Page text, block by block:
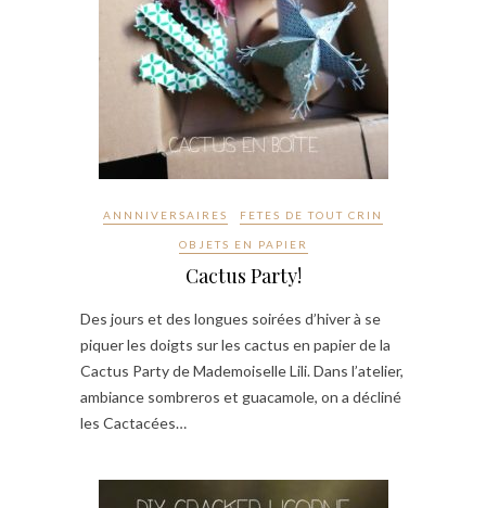
ANNNIVERSAIRES FETES DE TOUT CRIN
OBJETS EN PAPIER
Cactus Party!
Des jours et des longues soirées d’hiver à se
piquer les doigts sur les cactus en papier de la
Cactus Party de Mademoiselle Lili. Dans l’atelier,
ambiance sombreros et guacamole, on a décliné
les Cactacées…